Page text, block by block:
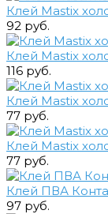
Клей Mastix
92 руб.
Клей Mastix
116 руб.
Клей Mastix
77 руб.
Клей Mastix
77 руб.
Клей ПВА
97 руб.